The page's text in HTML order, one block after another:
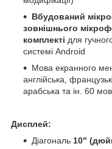
Вбудований
зовнішнього
комплекті для
системі Android
Мова екранного
англійська,
арабська та ін. 60
Дисплей:
Діагональ 10"